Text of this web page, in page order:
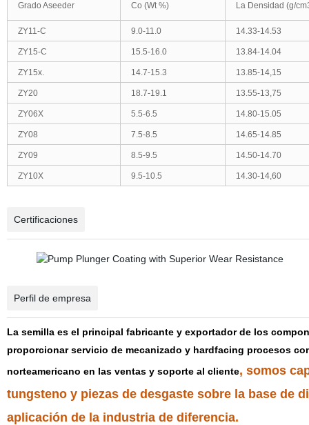
Grado Aseeder Co (Wt %) La Densidad (g/
ZY11-C 9.0-11.0 14.33-14.53
ZY15-C 15.5-16.0 13.84-14.04
ZY15x. 14.7-15.3 13.85-14,15
ZY20 18.7-19.1 13.55-13,75
ZY06X 5.5-6.5 14.80-15.05
ZY08 7.5-8.5 14.65-14.85
ZY09 8.5-9.5 14.50-14.70
ZY10X 9.5-10.5 14.30-14,60
Certificaciones
Perfil de empresa
La semilla es el principal fabricante y exportador de los
proporcionar servicio de mecanizado y hardfacing procesos
norteamericano en las ventas y soporte al cliente, somos
tungsteno y piezas de desgaste sobre la base de
aplicación de la industria de diferencia.